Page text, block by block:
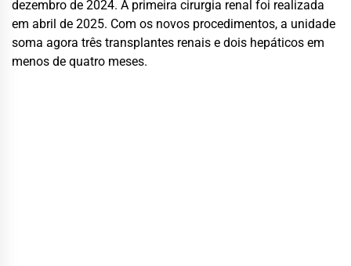
dezembro de 2024. A primeira cirurgia renal foi realizada
em abril de 2025. Com os novos procedimentos, a unidade
soma agora três transplantes renais e dois hepáticos em
menos de quatro meses.